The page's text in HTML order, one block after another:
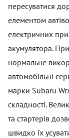
пересуватися
елементом
електричних
акумулятора.
нормальне
автомобільні
марки Subaru
складності.
та стартерів
швидко їх